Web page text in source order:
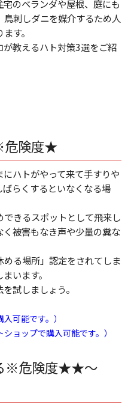
のベランダや屋根、庭にも
刺しダニを媒介するため人
す。
教えるハト対策3選をご紹
危険度★
ハトがやって来て手すりや
らくするといなくなる場
きるスポットとして飛来し
被害もなき声や少量の糞な
る場所」認定をされてしま
います。
試しましょう。
可能です。）
ョップで購入可能です。）
※危険度★★～